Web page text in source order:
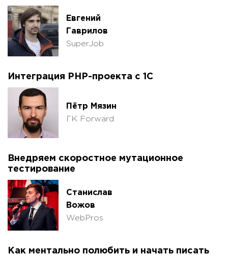
Евгений
Гаврилов
SuperJob
Интеграция PHP-проекта с 1С
Пётр Мязин
ГК Forward
Внедряем скоростное мутационное
тестирование
Станислав
Вожов
WebPros
Как ментально полюбить и начать писать